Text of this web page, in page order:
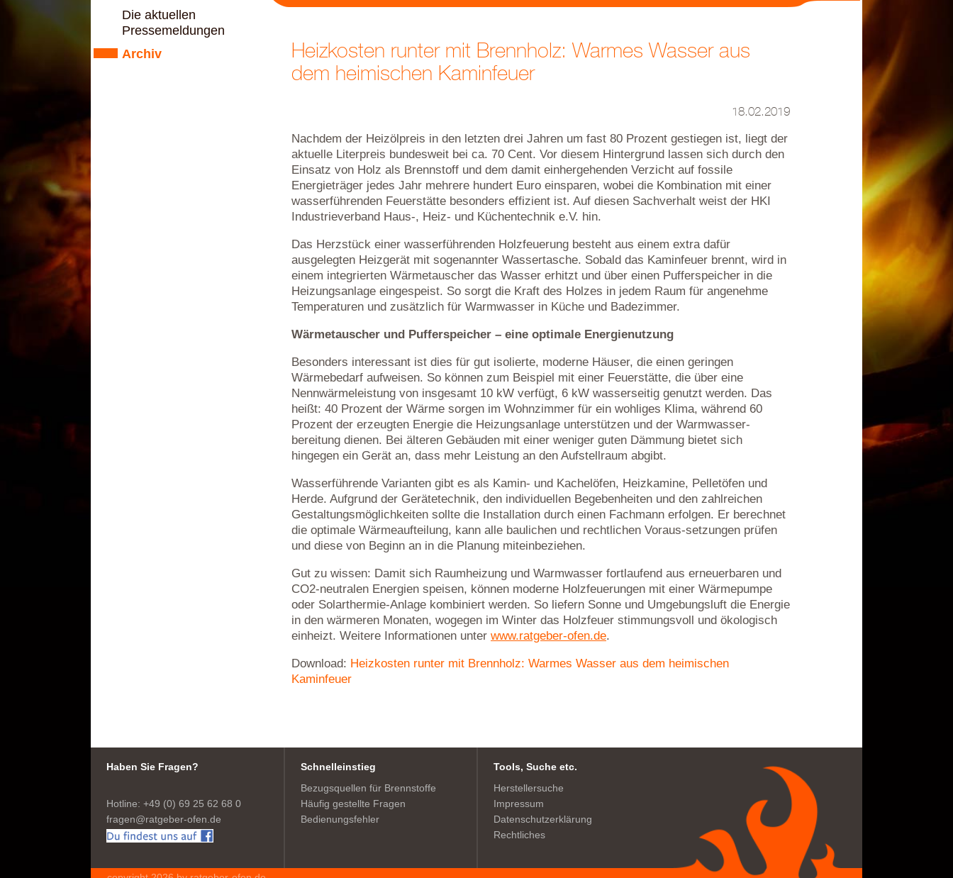
Die aktuellen
Pressemeldungen
Archiv
Heizkosten runter mit Brennholz: Warmes Wasser aus
dem heimischen Kaminfeuer
18.02.2019
Nachdem der Heizölpreis in den letzten drei Jahren um fast 80 Prozent gestiegen ist, liegt der
aktuelle Literpreis bundesweit bei ca. 70 Cent. Vor diesem Hintergrund lassen sich durch den
Einsatz von Holz als Brennstoff und dem damit einhergehenden Verzicht auf fossile
Energieträger jedes Jahr mehrere hundert Euro einsparen, wobei die Kombination mit einer
wasserführenden Feuerstätte besonders effizient ist. Auf diesen Sachverhalt weist der HKI
Industrieverband Haus-, Heiz- und Küchentechnik e.V. hin.
Das Herzstück einer wasserführenden Holzfeuerung besteht aus einem extra dafür
ausgelegten Heizgerät mit sogenannter Wassertasche. Sobald das Kaminfeuer brennt, wird in
einem integrierten Wärmetauscher das Wasser erhitzt und über einen Pufferspeicher in die
Heizungsanlage eingespeist. So sorgt die Kraft des Holzes in jedem Raum für angenehme
Temperaturen und zusätzlich für Warmwasser in Küche und Badezimmer.
Wärmetauscher und Pufferspeicher – eine optimale Energienutzung
Besonders interessant ist dies für gut isolierte, moderne Häuser, die einen geringen
Wärmebedarf aufweisen. So können zum Beispiel mit einer Feuerstätte, die über eine
Nennwärmeleistung von insgesamt 10 kW verfügt, 6 kW wasserseitig genutzt werden. Das
heißt: 40 Prozent der Wärme sorgen im Wohnzimmer für ein wohliges Klima, während 60
Prozent der erzeugten Energie die Heizungsanlage unterstützen und der Warmwasser-
bereitung dienen. Bei älteren Gebäuden mit einer weniger guten Dämmung bietet sich
hingegen ein Gerät an, dass mehr Leistung an den Aufstellraum abgibt.
Wasserführende Varianten gibt es als Kamin- und Kachelöfen, Heizkamine, Pelletöfen und
Herde. Aufgrund der Gerätetechnik, den individuellen Begebenheiten und den zahlreichen
Gestaltungsmöglichkeiten sollte die Installation durch einen Fachmann erfolgen. Er berechnet
die optimale Wärmeaufteilung, kann alle baulichen und rechtlichen Voraus-setzungen prüfen
und diese von Beginn an in die Planung miteinbeziehen.
Gut zu wissen: Damit sich Raumheizung und Warmwasser fortlaufend aus erneuerbaren und
CO2-neutralen Energien speisen, können moderne Holzfeuerungen mit einer Wärmepumpe
oder Solarthermie-Anlage kombiniert werden. So liefern Sonne und Umgebungsluft die Energie
in den wärmeren Monaten, wogegen im Winter das Holzfeuer stimmungsvoll und ökologisch
einheizt. Weitere Informationen unter www.ratgeber-ofen.de.
Download: Heizkosten runter mit Brennholz: Warmes Wasser aus dem heimischen
Kaminfeuer
Haben Sie Fragen?
Hotline: +49 (0) 69 25 62 68 0
fragen@ratgeber-ofen.de
Schnelleinstieg
Bezugsquellen für Brennstoffe
Häufig gestellte Fragen
Bedienungsfehler
Tools, Suche etc.
Herstellersuche
Impressum
Datenschutzerklärung
Rechtliches